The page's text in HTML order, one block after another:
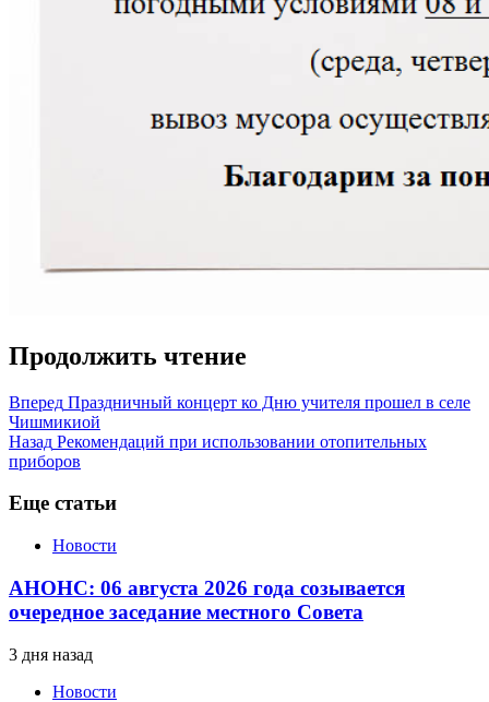
Продолжить чтение
Вперед Праздничный концерт ко Дню учителя прошел в селе
Чишмикиой
Назад Рекомендаций при использовании отопительных
приборов
Еще статьи
Новости
АНОНС: 06 августа 2026 года созывается
очередное заседание местного Совета
3 дня назад
Новости